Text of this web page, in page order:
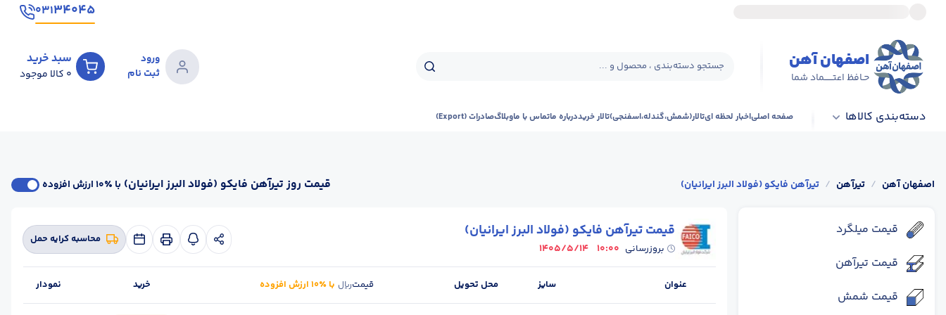
۳۴۰۴۵۰۳۱
اصفهان آهن
حـافظ اعتــــــماد شما
جستجو دسته‌بندی ، محصول و ...
ورود
ثبت نام
سبد خرید
0 کالا موجود
دسته‌بندی کالاها صفحه اصلیاخبار لحظه ایتالار(شمش،گندله،اسفنجی)تالار خریددرباره ماتماس با ماوبلاگصادرات (Export)
اصفهان آهن / تیرآهن / تیرآهن فایکو (فولاد البرز ایرانیان) قیمت روز تیرآهن فایکو (فولاد البرز ایرانیان) با ٪۱۰ ارزش افزوده
قیمت میلگرد
قیمت تیرآهن
قیمت شمش
قیمت تیرآهن فایکو (فولاد البرز ایرانیان)
بروزرسانی 10:00
1405/5/14
محاسبه کرایه حمل
عنوان سایز محل تحویل قیمتریال با ٪۱۰ ارزش افزوده خرید نمودار